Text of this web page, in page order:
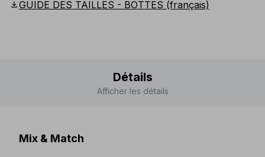
downloadGUIDE DES TAILLES - BOTTES (français)
Détails
Afficher les détails
Mix & Match